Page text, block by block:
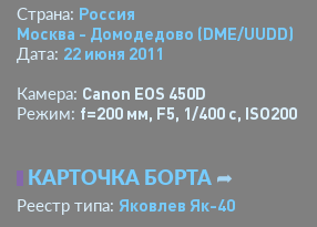
Страна: Россия
Москва - Домодедово (DME/UUDD)
Дата: 22 июня 2011
Камера: Canon EOS 450D
Режим: f=200 мм, F5, 1/400 с, ISO200
КАРТОЧКА БОРТА ➦
Реестр типа: Яковлев Як-40